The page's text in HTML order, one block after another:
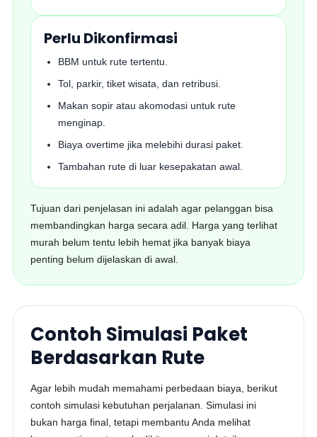
Perlu Dikonfirmasi
BBM untuk rute tertentu.
Tol, parkir, tiket wisata, dan retribusi.
Makan sopir atau akomodasi untuk rute
menginap.
Biaya overtime jika melebihi durasi paket.
Tambahan rute di luar kesepakatan awal.
Tujuan dari penjelasan ini adalah agar pelanggan bisa
membandingkan harga secara adil. Harga yang terlihat
murah belum tentu lebih hemat jika banyak biaya
penting belum dijelaskan di awal.
Contoh Simulasi Paket
Berdasarkan Rute
Agar lebih mudah memahami perbedaan biaya, berikut
contoh simulasi kebutuhan perjalanan. Simulasi ini
bukan harga final, tetapi membantu Anda melihat